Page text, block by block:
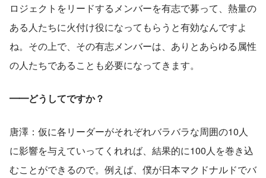
ロジェクトをリードするメンバーを有志で募って、熱量の
ある人たちに火付け役になってもらうと有効なんですよ
ね。その上で、その有志メンバーは、ありとあらゆる属性
の人たちであることも必要になってきます。
━━どうしてですか？
唐澤：仮に各リーダーがそれぞれバラバラな周囲の10人
に影響を与えていってくれれば、結果的に100人を巻き込
むことができるので。例えば、僕が日本マクドナルドでバ